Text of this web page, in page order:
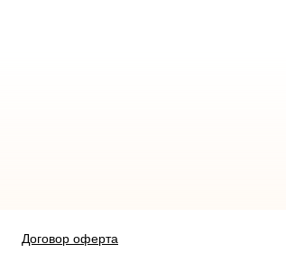
Договор оферта